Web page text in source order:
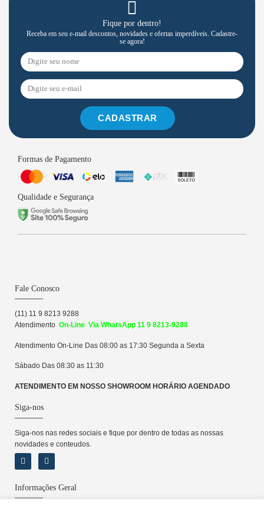
Fique por dentro!
Receba em seu e-mail descontos, novidades e ofertas imperdíveis. Cadastre-
se agora!
CADASTRAR
Formas de Pagamento
Qualidade e Segurança
Fale Conosco
(11) 11 9 8213 9288
Atendimento On-Line Via WhatsApp 11 9 8213-9288
Atendimento On-Line Das 08:00 as 17:30 Segunda a Sexta
Sábado Das 08:30 as 11:30
ATENDIMENTO EM NOSSO SHOWROOM HORÁRIO AGENDADO
Siga-nos
Siga-nos nas redes sociais e fique por dentro de todas as nossas
novidades e conteudos.
Informações Geral